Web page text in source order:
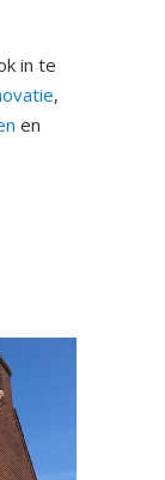
in te
,
en